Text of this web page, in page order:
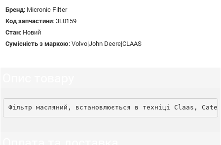
Бренд: Micronic Filter
Код запчастини:3L0159
Стан: Новий
Сумісність з маркою:Volvo|John Deere|CLAAS
Фільтр масляний, встановлюється в техніці Claas,